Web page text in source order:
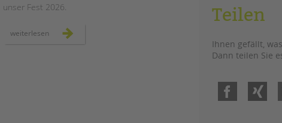
unser Fest 2026.
weiterlesen sommer,
sonne,
Teilen
Ihnen gefällt,
Dann teilen Sie
Facebook